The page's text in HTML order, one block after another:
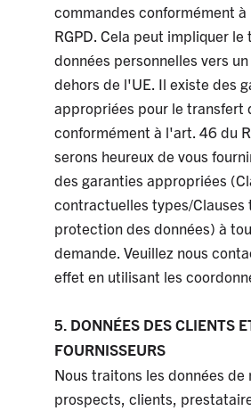
commandes conformément
RGPD. Cela peut impliquer
données personnelles vers
dehors de l'UE. Il existe des
appropriées pour le transfert
conformément à l'art. 46 du
serons heureux de vous
des garanties appropriées
contractuelles types/Clauses
protection des données) à
demande. Veuillez nous
effet en utilisant les
5. DONNÉES DES CLIENTS
FOURNISSEURS
Nous traitons les données de
prospects, clients,